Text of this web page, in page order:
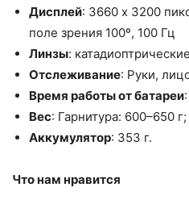
Дисплей: 3660 x 3200
поле зрения 100º, 100 Гц
Линзы: катадиоптрические
Отслеживание: Руки,
Время работы от батареи
Вес: Гарнитура: 600–650 г;
Аккумулятор: 353 г.
Что нам нравится